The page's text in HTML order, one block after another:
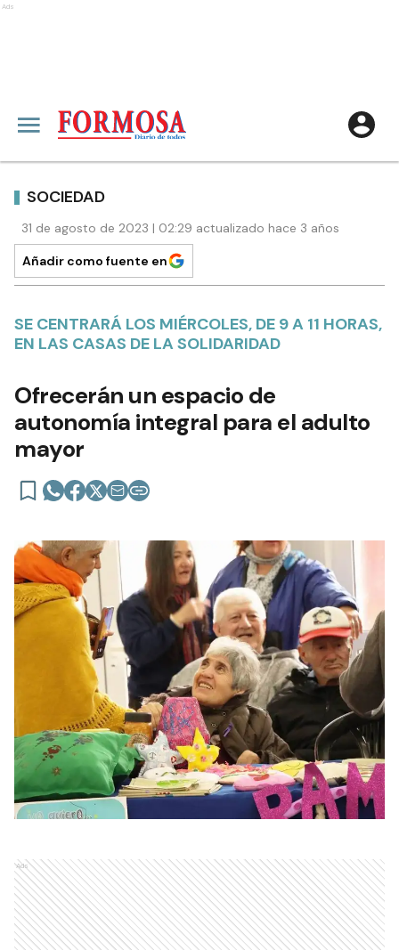
Ads
SOCIEDAD
31 de agosto de 2023 | 02:29 actualizado hace 3 años
Añadir como fuente en
SE CENTRARÁ LOS MIÉRCOLES, DE 9 A 11 HORAS,
EN LAS CASAS DE LA SOLIDARIDAD
Ofrecerán un espacio de
autonomía integral para el adulto
mayor
Ads